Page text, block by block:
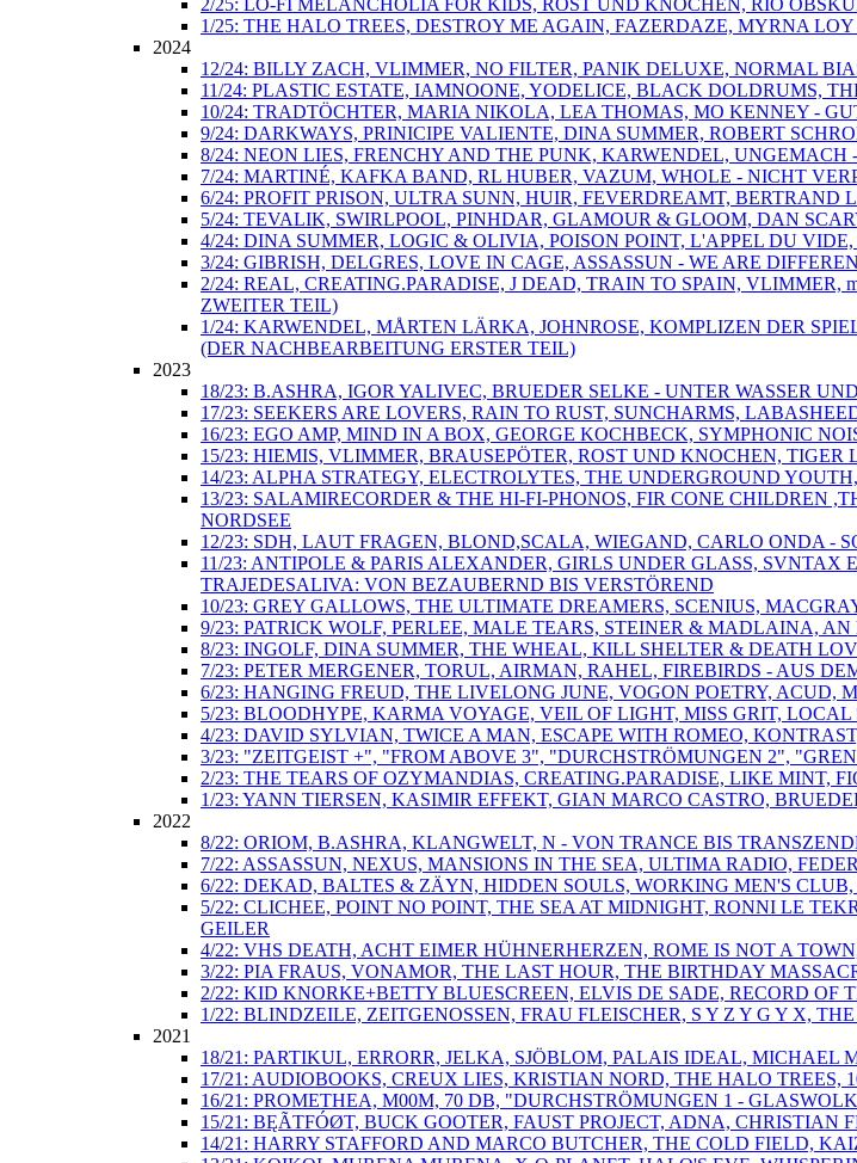
1/25: THE HALO TREES, DESTROY ME AGAIN, FAZERDAZE, MYRNA
2024
12/24: BILLY ZACH, VLIMMER, NO FILTER, PANIK DELUXE, NORMAL
11/24: PLASTIC ESTATE, IAMNOONE, YODELICE, BLACK DOLDRUMS,
10/24: TRADTÖCHTER, MARIA NIKOLA, LEA THOMAS, MO KENNEY -
9/24: DARKWAYS, PRINICIPE VALIENTE, DINA SUMMER, ROBERT
8/24: NEON LIES, FRENCHY AND THE PUNK, KARWENDEL, UNGEMACH
7/24: MARTINÉ, KAFKA BAND, RL HUBER, VAZUM, WHOLE - NICHT
6/24: PROFIT PRISON, ULTRA SUNN, HUIR, FEVERDREAMT,
5/24: TEVALIK, SWIRLPOOL, PINHDAR, GLAMOUR & GLOOM, DAN
4/24: DINA SUMMER, LOGIC & OLIVIA, POISON POINT, L'APPEL DU
3/24: GIBRISH, DELGRES, LOVE IN CAGE, ASSASSUN - WE ARE
2/24: REAL, CREATING.PARADISE, J DEAD, TRAIN TO SPAIN,
ZWEITER TEIL)
1/24: KARWENDEL, MÅRTEN LÄRKA, JOHNROSE, KOMPLIZEN DER
(DER NACHBEARBEITUNG ERSTER TEIL)
2023
18/23: B.ASHRA, IGOR YALIVEC, BRUEDER SELKE - UNTER WASSER
17/23: SEEKERS ARE LOVERS, RAIN TO RUST, SUNCHARMS,
16/23: EGO AMP, MIND IN A BOX, GEORGE KOCHBECK, SYMPHONIC
15/23: HIEMIS, VLIMMER, BRAUSEPÖTER, ROST UND KNOCHEN, TIGER
14/23: ALPHA STRATEGY, ELECTROLYTES, THE UNDERGROUND
13/23: SALAMIRECORDER & THE HI-FI-PHONOS, FIR CONE CHILDREN
NORDSEE
12/23: SDH, LAUT FRAGEN, BLOND,SCALA, WIEGAND, CARLO ONDA -
11/23: ANTIPOLE & PARIS ALEXANDER, GIRLS UNDER GLASS,
TRAJEDESALIVA: VON BEZAUBERND BIS VERSTÖREND
10/23: GREY GALLOWS, THE ULTIMATE DREAMERS, SCENIUS,
9/23: PATRICK WOLF, PERLEE, MALE TEARS, STEINER & MADLAINA,
8/23: INGOLF, DINA SUMMER, THE WHEAL, KILL SHELTER & DEATH
7/23: PETER MERGENER, TORUL, AIRMAN, RAHEL, FIREBIRDS - AUS
6/23: HANGING FREUD, THE LIVELONG JUNE, VOGON POETRY, ACUD,
5/23: BLOODHYPE, KARMA VOYAGE, VEIL OF LIGHT, MISS GRIT,
4/23: DAVID SYLVIAN, TWICE A MAN, ESCAPE WITH ROMEO,
3/23: "ZEITGEIST +", "FROM ABOVE 3", "DURCHSTRÖMUNGEN 2",
2/23: THE TEARS OF OZYMANDIAS, CREATING.PARADISE, LIKE MINT,
1/23: YANN TIERSEN, KASIMIR EFFEKT, GIAN MARCO CASTRO,
2022
8/22: ORIOM, B.ASHRA, KLANGWELT, N - VON TRANCE BIS
7/22: ASSASSUN, NEXUS, MANSIONS IN THE SEA, ULTIMA RADIO,
6/22: DEKAD, BALTES & ZÄYN, HIDDEN SOULS, WORKING MEN'S
5/22: CLICHEE, POINT NO POINT, THE SEA AT MIDNIGHT, RONNI LE
GEILER
4/22: VHS DEATH, ACHT EIMER HÜHNERHERZEN, ROME IS NOT A
3/22: PIA FRAUS, VONAMOR, THE LAST HOUR, THE BIRTHDAY
2/22: KID KNORKE+BETTY BLUESCREEN, ELVIS DE SADE, RECORD
1/22: BLINDZEILE, ZEITGENOSSEN, FRAU FLEISCHER, S Y Z Y G Y X,
2021
18/21: PARTIKUL, ERRORR, JELKA, SJÖBLOM, PALAIS IDEAL, MICHAEL
17/21: AUDIOBOOKS, CREUX LIES, KRISTIAN NORD, THE HALO TREES,
16/21: PROMETHEA, M00M, 70 DB, "DURCHSTRÖMUNGEN 1 -
15/21: BĘÃTFÓØT, BUCK GOOTER, FAUST PROJECT, ADNA, CHRISTIAN
14/21: HARRY STAFFORD AND MARCO BUTCHER, THE COLD FIELD,